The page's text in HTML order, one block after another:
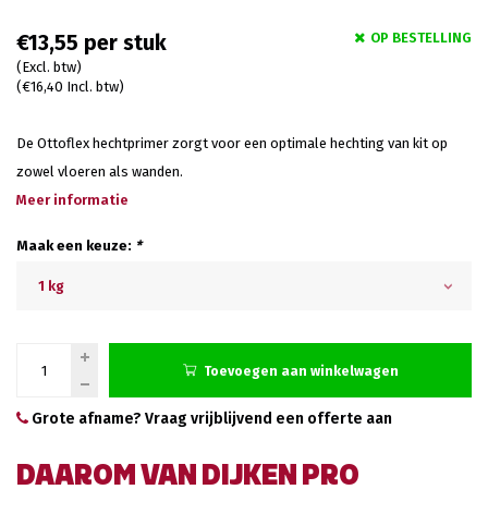
€13,55
(Excl. btw)
(€16,40 Incl. btw)
OP BESTELLING
De Ottoflex hechtprimer zorgt voor een optimale hechting van kit op
zowel vloeren als wanden.
Meer informatie
Maak een keuze: *
1 kg
Toevoegen aan winkelwagen
Grote afname? Vraag vrijblijvend een offerte aan
DAAROM VAN DIJKEN PRO